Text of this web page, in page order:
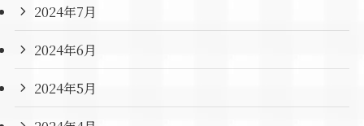
2024年7月
2024年6月
2024年5月